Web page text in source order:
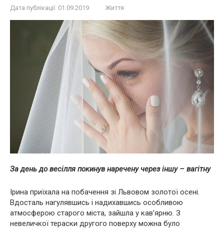
Дата публікації: 01.09.2019 Життя
За день до весілля покинув наречену через іншу – вагітну
Ірина приїхала на побачення зі Львовом золотої осені.
Вдосталь нагулявшись і надихавшись особливою
атмосферою старого міста, зайшла у кав’ярню. З
невеличкої тераски другого поверху можна було